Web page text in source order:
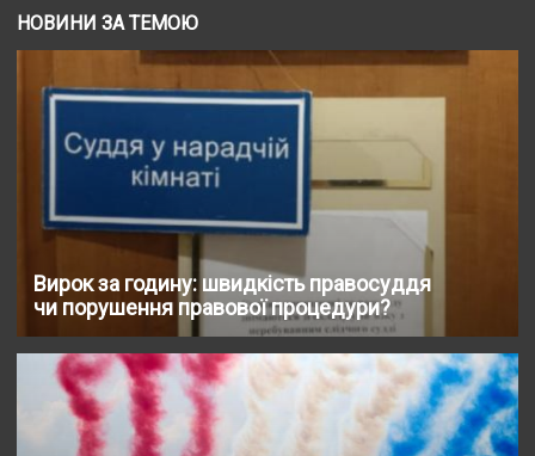
НОВИНИ ЗА ТЕМОЮ
Вирок за годину: швидкість правосуддя
чи порушення правової процедури?